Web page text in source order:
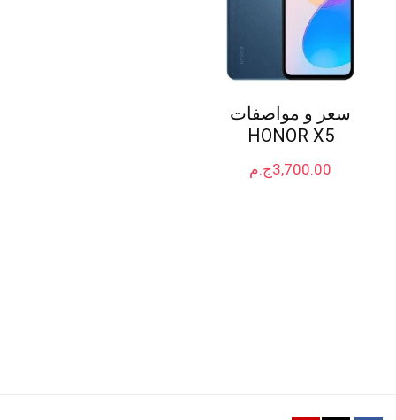
سعر و مواصفات
HONOR X5
ج.م3,700.00